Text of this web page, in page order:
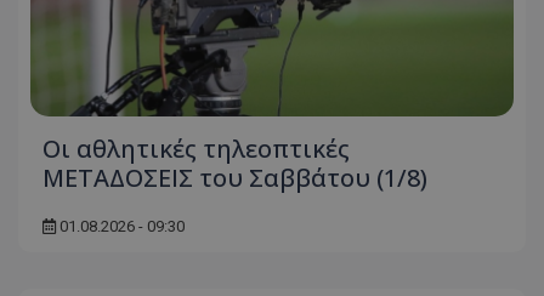
Οι αθλητικές τηλεοπτικές
ΜΕΤΑΔΟΣΕΙΣ του Σαββάτου (1/8)
01.08.2026 - 09:30